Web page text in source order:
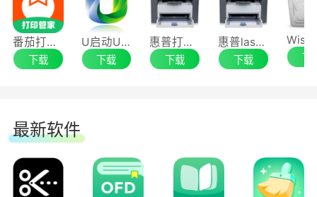
4.医疗烟草
医药标签是医药产品重要的产品标识，方便使
程，起到打假违规烟草的作用，也方便存储识别归
整。
番茄打印管家64位
下载
U启动U盘启动盘制作工具
下载
惠普打印机m1005mfp驱动
下载
惠普laserjet m1005 mfp 一体机驱动程序
下载 下
最新软件